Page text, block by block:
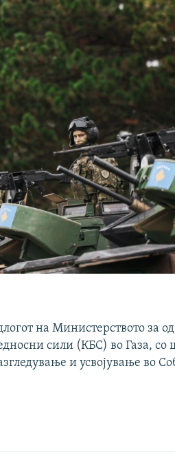
на Министерството за
сили (КБС) во Газа, со
и усвојување во